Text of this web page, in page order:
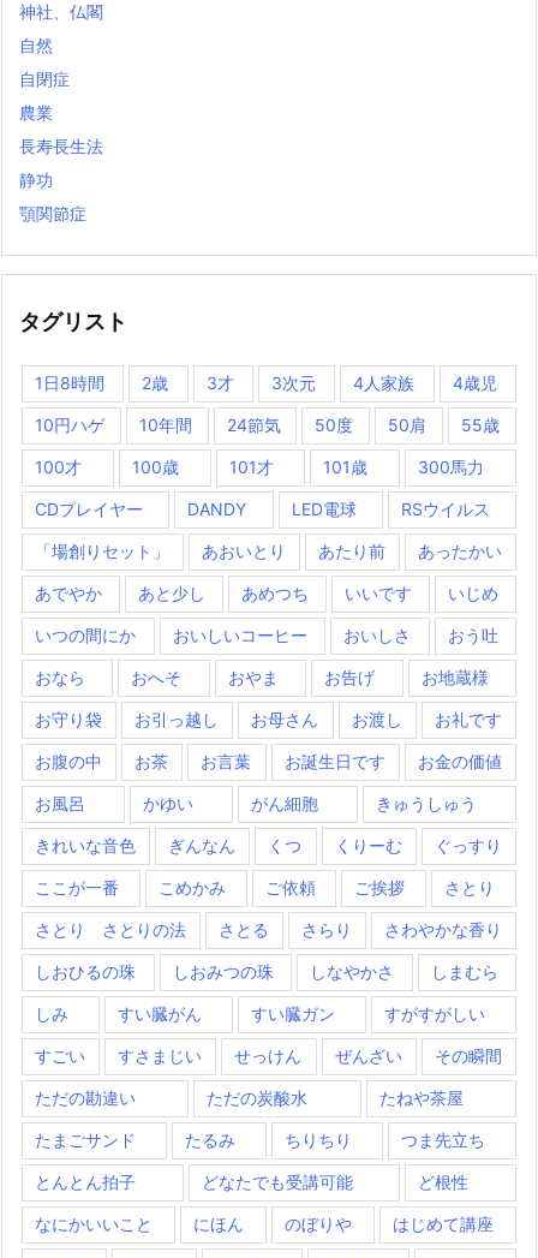
神社、仏閣
自然
自閉症
農業
長寿長生法
静功
顎関節症
タグリスト
1日8時間 2歳 3才 3次元 4人家族 4歳児
10円ハゲ 10年間 24節気 50度 50肩 55歳
100才 100歳 101才 101歳 300馬力
CDプレイヤー DANDY LED電球 RSウイルス
「場創りセット」 あおいとり あたり前 あったかい
あでやか あと少し あめつち いいです いじめ
いつの間にか おいしいコーヒー おいしさ おう吐
おなら おへそ おやま お告げ お地蔵様
お守り袋 お引っ越し お母さん お渡し お礼です
お腹の中 お茶 お言葉 お誕生日です お金の価値
お風呂 かゆい がん細胞 きゅうしゅう
きれいな音色 ぎんなん くつ くりーむ ぐっすり
ここが一番 こめかみ ご依頼 ご挨拶 さとり
さとり さとりの法 さとる さらり さわやかな香り
しおひるの珠 しおみつの珠 しなやかさ しまむら
しみ すい臓がん すい臓ガン すがすがしい
すごい すさまじい せっけん ぜんざい その瞬間
ただの勘違い ただの炭酸水 たねや茶屋
たまごサンド たるみ ちりちり つま先立ち
とんとん拍子 どなたでも受講可能 ど根性
なにかいいこと にほん のぼりや はじめて講座